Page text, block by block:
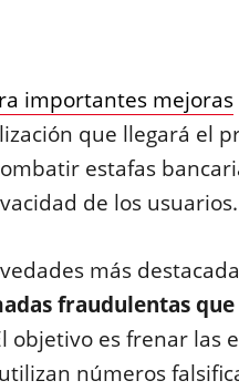
importantes mejoras
que llegará el
estafas
de los usuarios.
más
fraudulentas
objetivo es frenar las
números